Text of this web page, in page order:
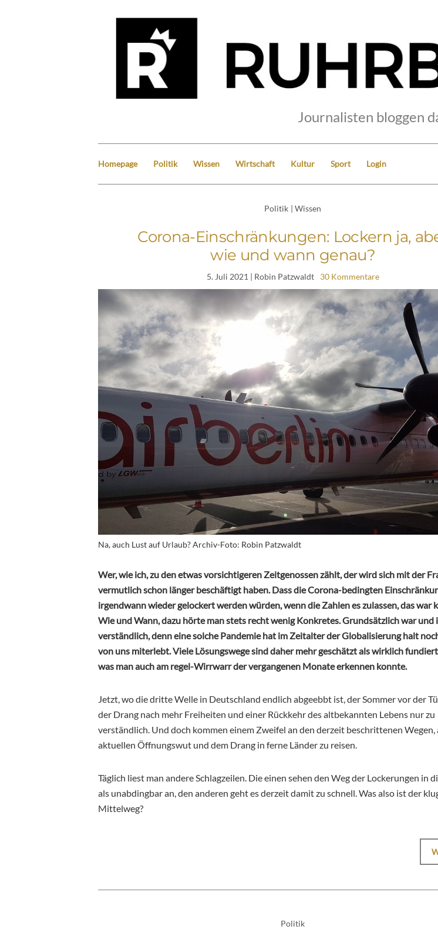
Journalisten bloggen
Homepage Politik Wissen Wirtschaft Kultur Sport Login
Politik | Wissen
Corona-Einschränkungen: Lockern ja,
wie und wann genau?
5. Juli 2021 | Robin Patzwaldt 30 Kommentare
Na, auch Lust auf Urlaub? Archiv-Foto: Robin Patzwaldt
Wer, wie ich, zu den etwas vorsichtigeren Zeitgenossen zählt, der wird sich mit der
vermutlich schon länger beschäftigt haben. Dass die Corona-bedingten
irgendwann wieder gelockert werden würden, wenn die Zahlen es zulassen, das war
Wie und Wann, dazu hörte man stets recht wenig Konkretes. Grundsätzlich war und
verständlich, denn eine solche Pandemie hat im Zeitalter der Globalisierung halt
von uns miterlebt. Viele Lösungswege sind daher mehr geschätzt als wirklich
was man auch am regel-Wirrwarr der vergangenen Monate erkennen konnte.
Jetzt, wo die dritte Welle in Deutschland endlich abgeebbt ist, der Sommer vor der
der Drang nach mehr Freiheiten und einer Rückkehr des altbekannten Lebens nur zu
verständlich. Und doch kommen einem Zweifel an den derzeit beschrittenen Wegen,
aktuellen Öffnungswut und dem Drang in ferne Länder zu reisen.
Täglich liest man andere Schlagzeilen. Die einen sehen den Weg der Lockerungen in
als unabdingbar an, den anderen geht es derzeit damit zu schnell. Was also ist der
Mittelweg?
Politik